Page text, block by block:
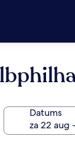
Datums